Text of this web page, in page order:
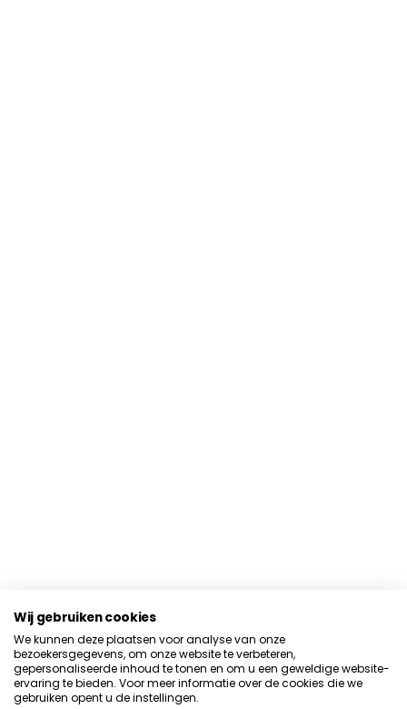
Wij gebruiken cookies
We kunnen deze plaatsen voor analyse van onze
bezoekersgegevens, om onze website te verbeteren,
gepersonaliseerde inhoud te tonen en om u een geweldige website-
ervaring te bieden. Voor meer informatie over de cookies die we
gebruiken opent u de instellingen.